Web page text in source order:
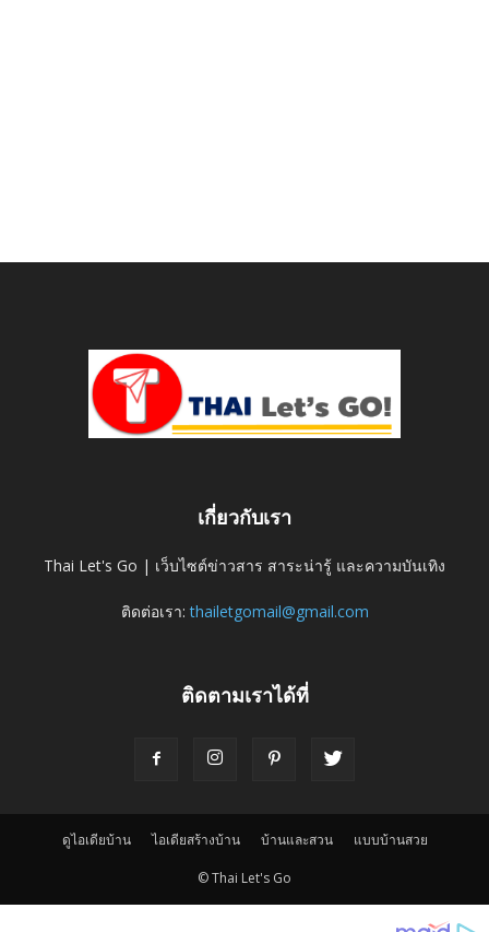
เกี่ยวกับเรา
Thai Let's Go | เว็บไซต์ข่าวสาร สาระน่ารู้ และความบันเทิง
ติดต่อเรา:thailetgomail@gmail.com
ติดตามเราได้ที่
ดูไอเดียบ้าน ไอเดียสร้างบ้าน บ้านและสวน แบบบ้านสวย
© Thai Let's Go